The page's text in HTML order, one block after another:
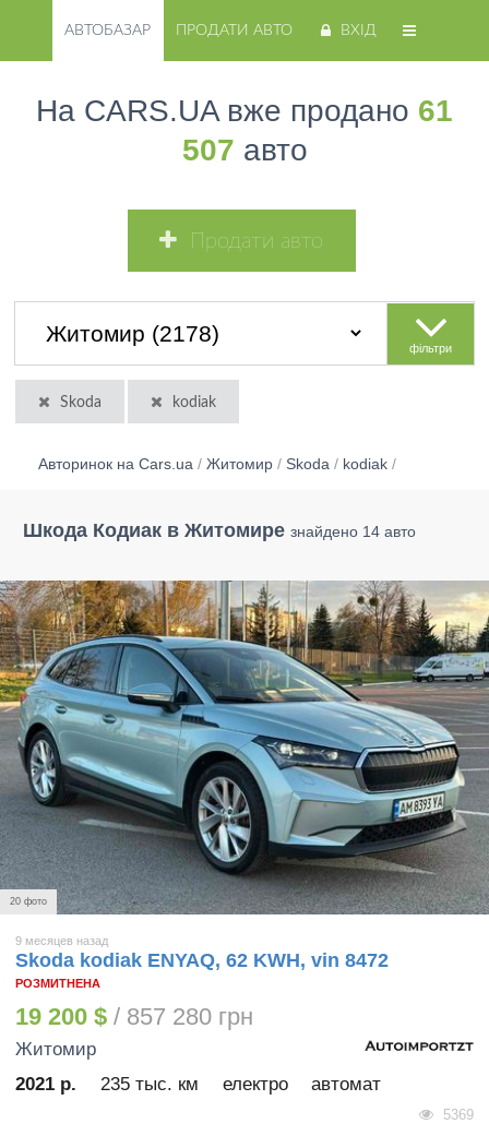
АВТОБАЗАР ПРОДАТИ АВТО ВХІД
На CARS.UA вже продано 61
507 авто
Продати авто
фільтри
Skoda kodiak
Авторинок на Cars.ua / Житомир / Skoda / kodiak /
Шкода Кодиак в Житомире знайдено 14 авто
20 фото
9 месяцев назад
Skoda kodiak ENYAQ, 62 KWH, vin 8472
РОЗМИТНЕНА
19 200 $ / 857 280 грн
Житомир
2021 р.
235 тыс. км електро автомат
5369